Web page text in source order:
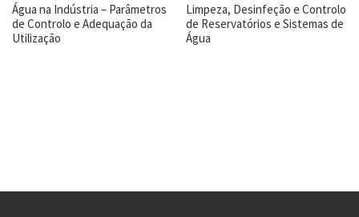
Água na Indústria – Parâmetros
de Controlo e Adequação da
Utilização
Limpeza, Desinfeção e Controlo
de Reservatórios e Sistemas de
Água